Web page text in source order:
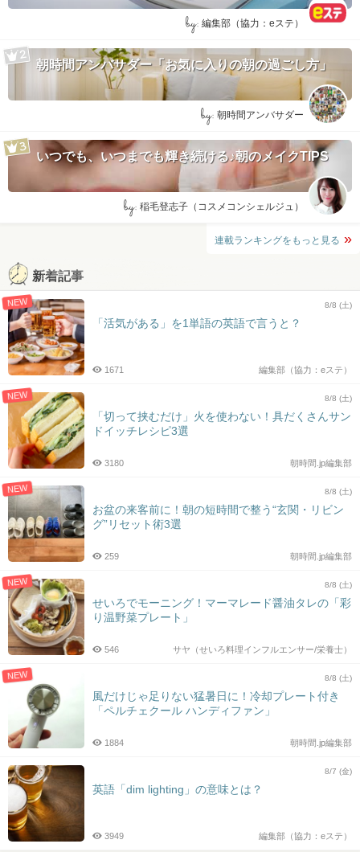
by: 編集部（協力：eステ）
朝時間アンバサダー「お気に入りの朝の過ごし方」
by: 朝時間アンバサダー
いつでも、いつまでも輝き続ける♪朝のメイクTIPS
by: 稲毛登志子（コスメコンシェルジュ）
連載ランキングをもっと見る
新着記事
NEW 8/8 (土)
「活気がある」を1単語の英語で言うと？
編集部（協力：eステ）
1671
NEW 8/8 (土)
「切って挟むだけ」火を使わない！具だくさんサン
ドイッチレシピ3選
朝時間.jp編集部
3180
NEW 8/8 (土)
お盆の来客前に！朝の短時間で整う“玄関・リビン
グ”リセット術3選
朝時間.jp編集部
259
NEW 8/8 (土)
せいろでモーニング！マーマレード醤油タレの「彩
り温野菜プレート」
サヤ（せいろ料理インフルエンサー/栄養士）
546
NEW 8/8 (土)
風だけじゃ足りない猛暑日に！冷却プレート付き
「ペルチェクール ハンディファン」
朝時間.jp編集部
1884
8/7 (金)
英語「dim lighting」の意味とは？
編集部（協力：eステ）
3949